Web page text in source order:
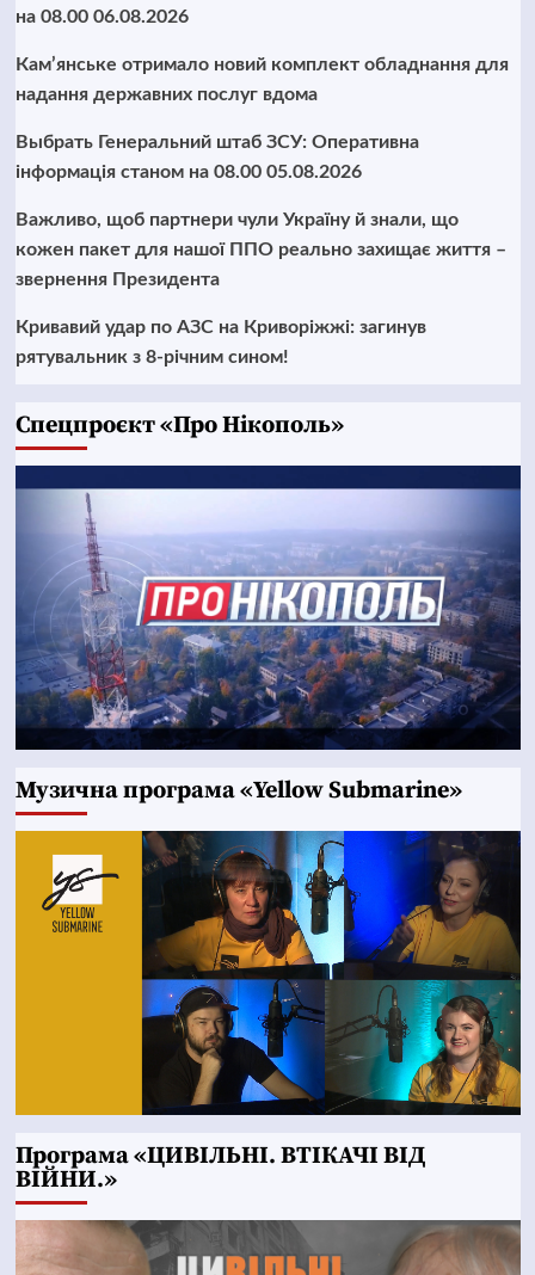
на 08.00 06.08.2026
Кам’янське отримало новий комплект обладнання для
надання державних послуг вдома
Выбрать Генеральний штаб ЗСУ: Оперативна
інформація станом на 08.00 05.08.2026
Важливо, щоб партнери чули Україну й знали, що
кожен пакет для нашої ППО реально захищає життя –
звернення Президента
Кривавий удар по АЗС на Криворіжжі: загинув
рятувальник з 8-річним сином!
Cпецпроєкт «Про Нікополь»
Музична програма «Yellow Submarine»
Програма «ЦИВІЛЬНІ. ВТІКАЧІ ВІД
ВІЙНИ.»